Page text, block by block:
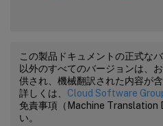
この製品ドキュメントの正式な
以外のすべてのバージョンは、
供され、機械翻訳された内容が
詳しくは、 Cloud Software
免責事項（Machine Translation
い。